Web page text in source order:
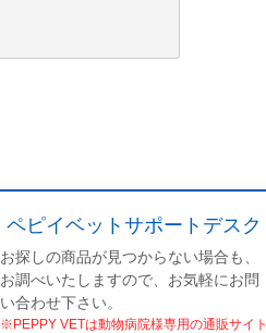
ペピイベットサポートデスク
お探しの商品が見つからない場合も、
お調べいたしますので、お気軽にお問
い合わせ下さい。
※PEPPY VETは動物病院様専用の通販サイト